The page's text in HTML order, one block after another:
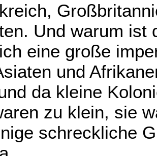
Und warum ist
eine große
und
da kleine
zu klein, sie
schreckliche